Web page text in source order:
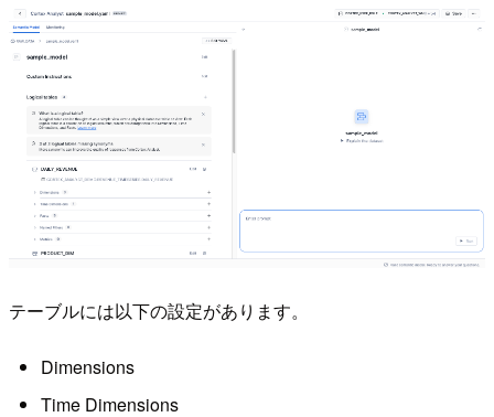
テーブルには以下の設定があります。
Dimensions
Time Dimensions